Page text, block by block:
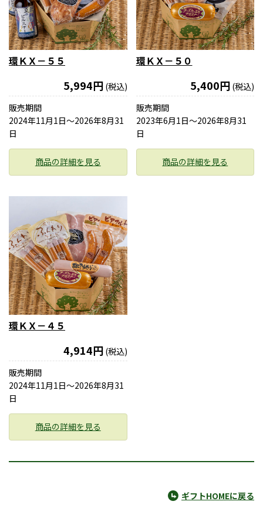
環ＫＸ－５５
5,994円 (税込)
販売期間
2024年11月1日〜2026年8月31
日
商品の詳細を見る
環ＫＸ－５０
5,400円 (税込)
販売期間
2023年6月1日〜2026年8月31
日
商品の詳細を見る
環ＫＸ－４５
4,914円 (税込)
販売期間
2024年11月1日〜2026年8月31
日
商品の詳細を見る
ギフトHOMEに戻る